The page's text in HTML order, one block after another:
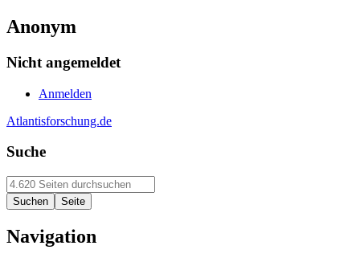
Anonym
Nicht angemeldet
Anmelden
Atlantisforschung.de
Suche
Navigation